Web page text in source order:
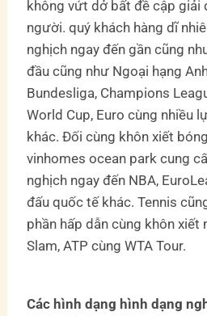
không vứt dở bất đề cập giải
người. quý khách hàng dĩ
nghịch ngay đến gần cũng
đầu cũng như Ngoại hạng
Bundesliga, Champions
World Cup, Euro cùng nhiều
khác. Đối cùng khôn xiết
vinhomes ocean park cung
nghịch ngay đến NBA,
đấu quốc tế khác. Tennis
phần hấp dẫn cùng khôn xiết
Slam, ATP cùng WTA Tour.
Các hình dạng hình dạng